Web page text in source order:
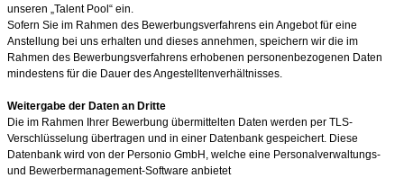
unseren „Talent Pool“ ein.
Sofern Sie im Rahmen des Bewerbungsverfahrens ein Angebot für eine
Anstellung bei uns erhalten und dieses annehmen, speichern wir die im
Rahmen des Bewerbungsverfahrens erhobenen personenbezogenen Daten
mindestens für die Dauer des Angestelltenverhältnisses.
Weitergabe der Daten an Dritte
Die im Rahmen Ihrer Bewerbung übermittelten Daten werden per TLS-
Verschlüsselung übertragen und in einer Datenbank gespeichert. Diese
Datenbank wird von der Personio GmbH, welche eine Personalverwaltungs-
und Bewerbermanagement-Software anbietet